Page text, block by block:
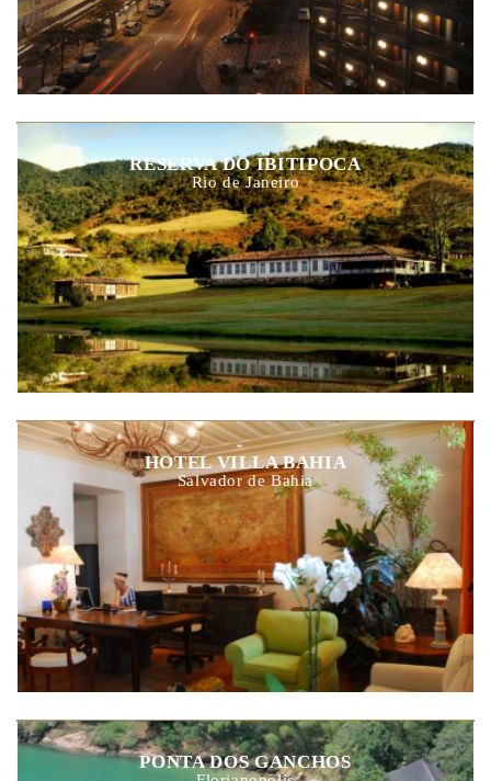
RESERVA DO IBITIPOCA
Rio de Janeiro
HOTEL VILLA BAHIA
Salvador de Bahia
PONTA DOS GANCHOS